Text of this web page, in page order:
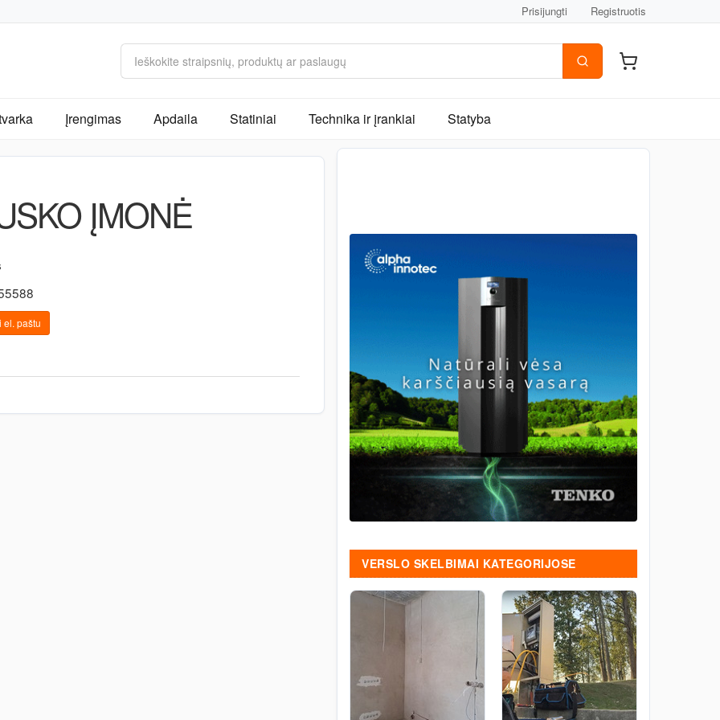
Prisijungti Registruotis
Įrengimas Apdaila Statiniai Technika ir įrankiai Statyba
ĮMONĖ
el. paštu
VERSLO SKELBIMAI KATEGORIJOSE